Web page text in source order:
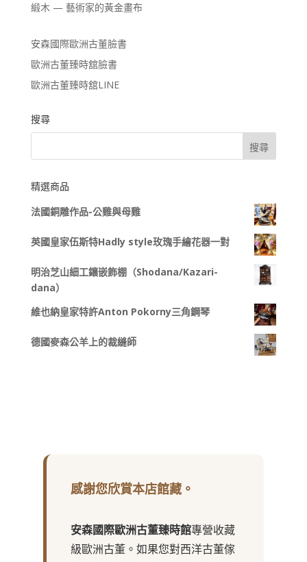
緞木 — 藝術家的黃金畫布
安森國際歐洲古董臉書
歐洲古董臻時舘臉書
歐洲古董臻時舘LINE
搜尋
精選商品
法國銅雕作品-公雞與母雞
英國皇家伍斯特Hadly style玫瑰手繪花器一對
明治芝山細工鑲嵌飾棚（Shodana/Kazari-
dana）
維也納皇家特許Anton Pokorny三角鋼琴
德國麥森公羊上的裁縫師
感謝您欣賞本店館藏。
安森國際歐洲古董臻時館專營收藏
級歐洲古董。如果您對西洋古董傢